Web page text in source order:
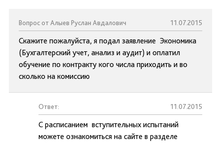
Вопрос от Алыев Руслан Авдалович 11.07.2015
Скажите пожалуйста, я подал заявление Экономика
(Бухгалтерский учет, анализ и аудит) и оплатил
обучение по контракту кого числа приходить и во
сколько на комиссию
Ответ: 11.07.2015
С расписанием вступительных испытаний
можете ознакомиться на сайте в разделе